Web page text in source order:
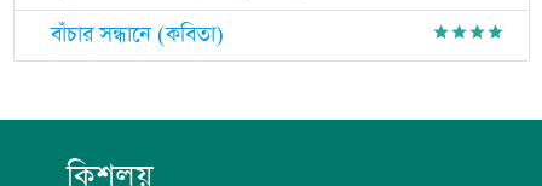
বাঁচার সন্ধানে (কবিতা) gradegradegradegrade
কিশলয়